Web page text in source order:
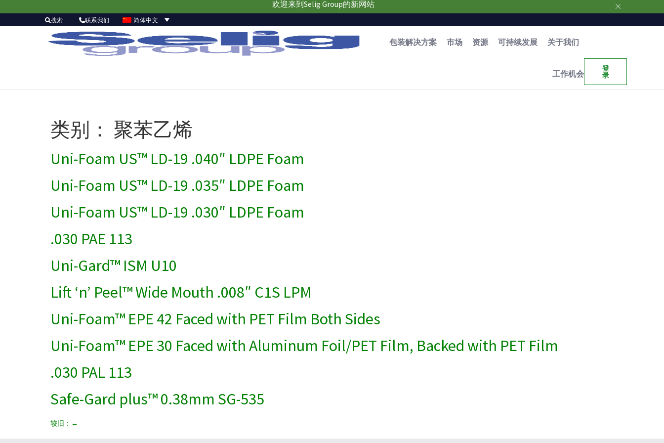
欢迎来到Selig Group的新网站
搜索 联系我们 简体中文
包装解决方案 市场 资源 可持续发展 关于我们
工作机会
登
录
类别： 聚苯乙烯
Uni-Foam US™ LD-19 .040″ LDPE Foam
Uni-Foam US™ LD-19 .035″ LDPE Foam
Uni-Foam US™ LD-19 .030″ LDPE Foam
.030 PAE 113
Uni-Gard™ ISM U10
Lift ‘n’ Peel™ Wide Mouth .008″ C1S LPM
Uni-Foam™ EPE 42 Faced with PET Film Both Sides
Uni-Foam™ EPE 30 Faced with Aluminum Foil/PET Film, Backed with PET Film
.030 PAL 113
Safe-Gard plus™ 0.38mm SG-535
较旧： ←